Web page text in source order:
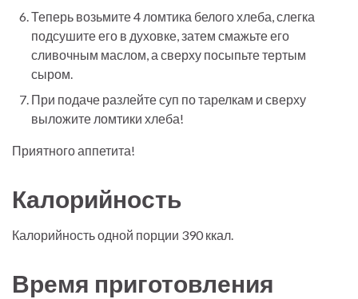
Теперь возьмите 4 ломтика белого хлеба, слегка
подсушите его в духовке, затем смажьте его
сливочным маслом, а сверху посыпьте тертым
сыром.
При подаче разлейте суп по тарелкам и сверху
выложите ломтики хлеба!
Приятного аппетита!
Калорийность
Калорийность одной порции 390 ккал.
Время приготовления